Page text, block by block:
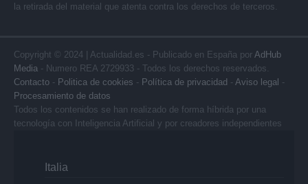
la retirada del material que atenta contra los derechos de terceros.
Copyright © 2024 | Actualidad.es - Publicado en España por AdHub
Media - Numero REA 2729933 - Todos los derechos reservados.
Contacto - Politica de cookies - Política de privacidad - Aviso legal -
Procesamiento de datos
Todos los contenidos se han realizado de forma híbrida por una
tecnología con Inteligencia Artificial y por creadores independientes
Italia